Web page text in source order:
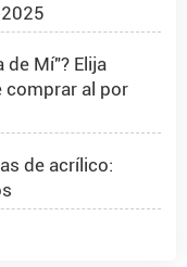
de Mí"? Elija
comprar al por
de acrílico: